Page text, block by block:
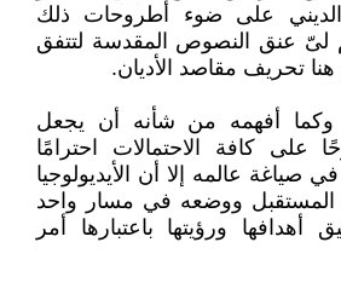
الديني على ضوء أطروحات ذلك
لىّ عنق النصوص المقدسة لتتفق
تحريف مقاصد الأديان.
أفهمه من شأنه أن يجعل
على كافة الاحتمالات احترامًا
صياغة عالمه إلا أن الأيديولوجيا
المستقبل ووضعه في مسار واحد
ورؤيتها باعتبارها أمر